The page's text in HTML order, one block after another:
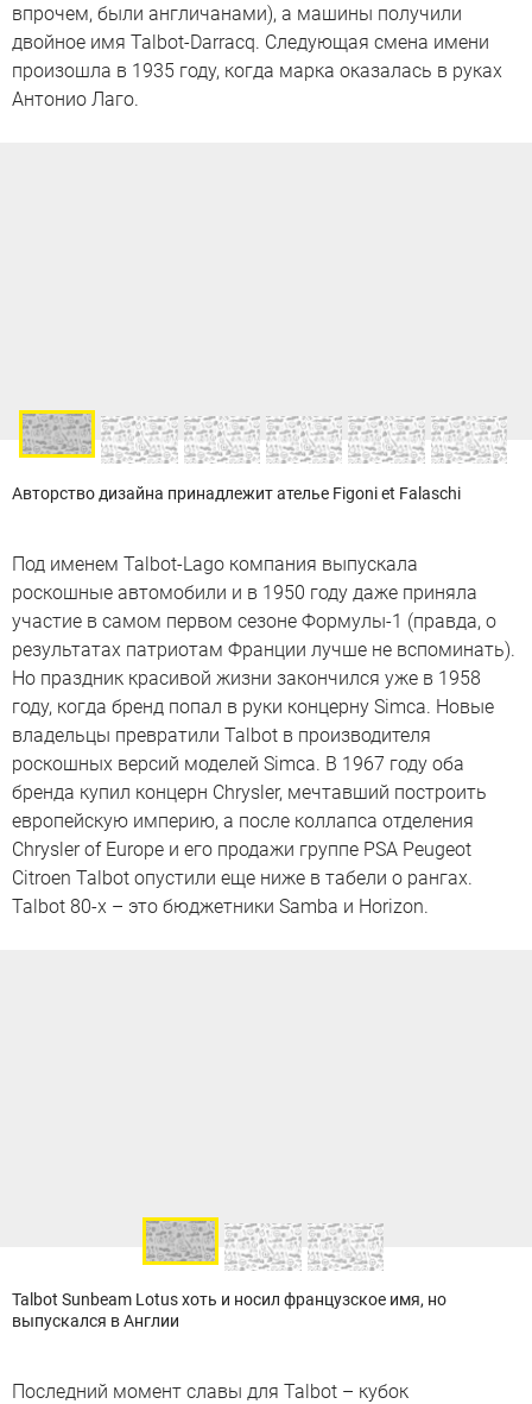
впрочем, были англичанами), а машины получили
двойное имя Talbot-Darracq. Следующая смена имени
произошла в 1935 году, когда марка оказалась в руках
Антонио Лаго.
Авторство дизайна принадлежит ателье Figoni et Falaschi
Под именем Talbot-Lago компания выпускала
роскошные автомобили и в 1950 году даже приняла
участие в самом первом сезоне Формулы-1 (правда, о
результатах патриотам Франции лучше не вспоминать).
Но праздник красивой жизни закончился уже в 1958
году, когда бренд попал в руки концерну Simca. Новые
владельцы превратили Talbot в производителя
роскошных версий моделей Simca. В 1967 году оба
бренда купил концерн Chrysler, мечтавший построить
европейскую империю, а после коллапса отделения
Chrysler of Europe и его продажи группе PSA Peugeot
Citroen Talbot опустили еще ниже в табели о рангах.
Talbot 80-х – это бюджетники Samba и Horizon.
Talbot Sunbeam Lotus хоть и носил французское имя, но
выпускался в Англии
Последний момент славы для Talbot – кубок